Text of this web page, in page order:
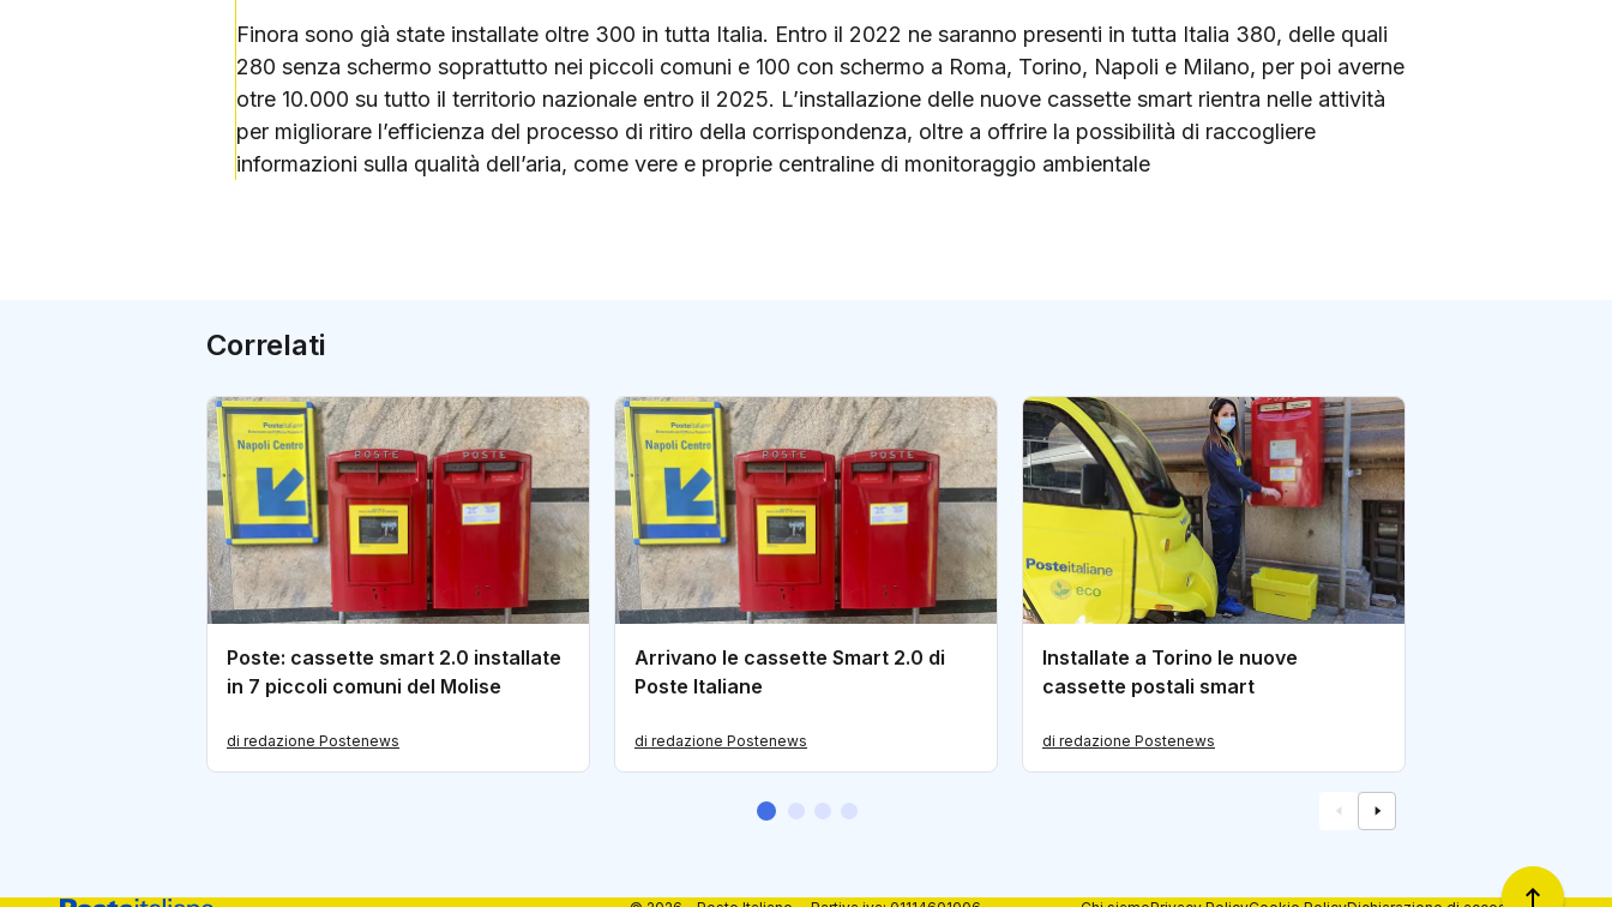
Finora sono già state installate oltre 300 in tutta Italia. Entro il 2022 ne saranno presenti in tutta Italia 380, delle quali
280 senza schermo soprattutto nei piccoli comuni e 100 con schermo a Roma, Torino, Napoli e Milano, per poi averne
otre 10.000 su tutto il territorio nazionale entro il 2025. L’installazione delle nuove cassette smart rientra nelle attività
per migliorare l’efficienza del processo di ritiro della corrispondenza, oltre a offrire la possibilità di raccogliere
informazioni sulla qualità dell’aria, come vere e proprie centraline di monitoraggio ambientale
Correlati
Poste: cassette smart 2.0 installate
in 7 piccoli comuni del Molise
di redazione Postenews
Arrivano le cassette Smart 2.0 di
Poste Italiane
di redazione Postenews
Installate a Torino le nuove
cassette postali smart
di redazione Postenews